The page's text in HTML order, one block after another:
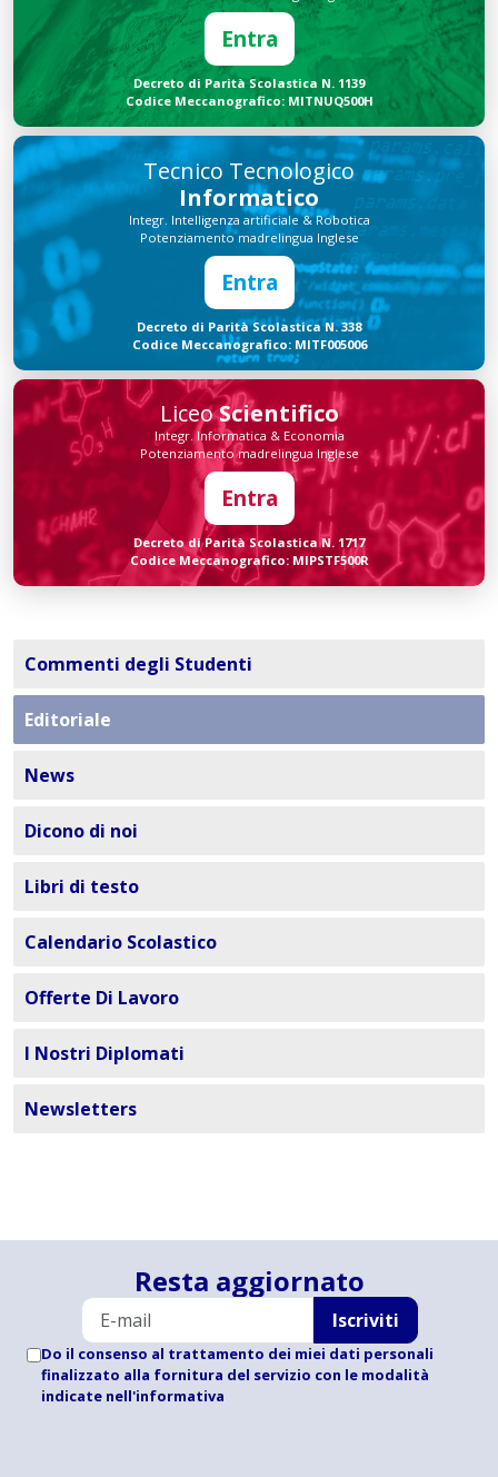
Entra
Decreto di Parità Scolastica N. 1139
Codice Meccanografico: MITNUQ500H
Tecnico Tecnologico
Informatico
Integr. Intelligenza artificiale & Robotica
Potenziamento madrelingua Inglese
Entra
Decreto di Parità Scolastica N. 338
Codice Meccanografico: MITF005006
LiceoScientifico
Integr. Informatica & Economia
Potenziamento madrelingua Inglese
Entra
Decreto di Parità Scolastica N. 1717
Codice Meccanografico: MIPSTF500R
Commenti degli Studenti
Editoriale
News
Dicono di noi
Libri di testo
Calendario Scolastico
Offerte Di Lavoro
I Nostri Diplomati
Newsletters
Resta aggiornato
Iscriviti
Do il consenso al trattamento dei miei dati personali
finalizzato alla fornitura del servizio con le modalità
indicate nell'informativa